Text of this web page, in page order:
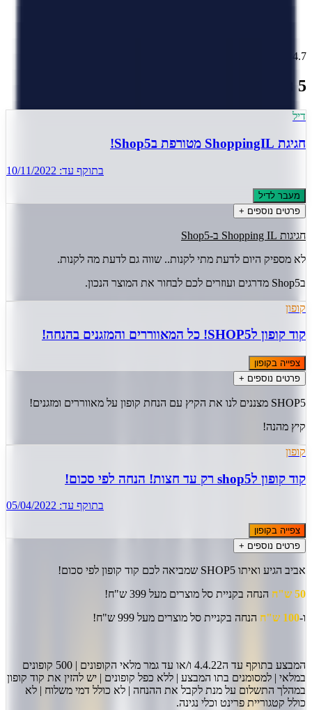
4.7
5 הצעות פעילות
דיל
חגיגת ShoppingIL מטורפת בShop5!
בתוקף עד: 10/11/2022
מעבר לדיל
פרטים נוספים +
חגיגות Shopping IL ב-Shop5
לא מספיק היום לדעת מתי לקנות.. שווה גם לדעת מה לקנות.
בShop5 מדרגים ועוזרים לכם לבחור את המוצר הנכון.
קופון
קוד קופון לSHOP5! כל המאווררים והמזגנים בהנחה!
צפייה בקופון
פרטים נוספים +
SHOP5 מצננים לנו את הקיץ עם הנחת קופון על מאווררים ומזגנים!
קיץ מהנה!
קופון
קוד קופון לshop5 רק עד חצות! הנחה לפי סכום!
בתוקף עד: 05/04/2022
צפייה בקופון
פרטים נוספים +
אביב הגיע ואיתו SHOP5 שמביאה לכם קוד קופון לפי סכום!
50 ש"ח
הנחה בקניית סל מוצרים מעל 399 ש"ח!
ו-100 ש"ח הנחה בקניית סל מוצרים מעל 999 ש"ח!
המבצע בתוקף עד ה4.4.22 ו/או עד גמר מלאי הקופונים | 500 קופונים
במלאי | למסומנים בתו המבצע | ללא כפל קופונים | יש להזין את קוד קופון
במהלך התשלום על מנת לקבל את ההנחה | לא כולל דמי משלוח | לא
כולל קטגוריית פרינט וכלי נגינה.